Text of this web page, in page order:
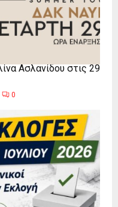
Ασλανίδου στις 29
0